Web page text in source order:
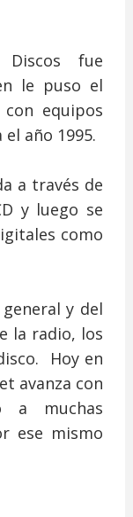
Discos fue
le puso el
equipos
año 1995.
a través de
y luego se
como
y del
la radio, los
Hoy en
avanza con
a muchas
ese mismo